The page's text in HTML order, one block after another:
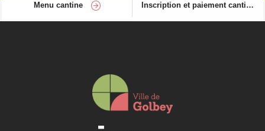
Menu cantine Inscription et paiement cantine